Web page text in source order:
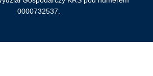
0000732537.